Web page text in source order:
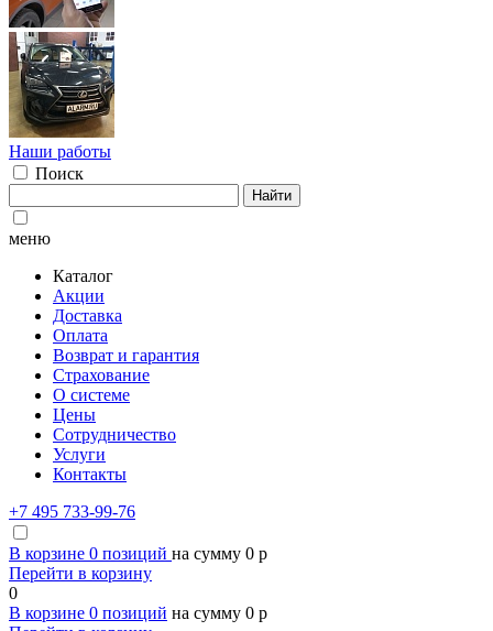
Наши работы
Поиск
Найти
меню
Каталог
Акции
Доставка
Оплата
Возврат и гарантия
Страхование
О системе
Цены
Сотрудничество
Услуги
Контакты
+7 495 733-99-76
В корзине 0 позиций на сумму 0 p
Перейти в корзину
0
В корзине 0 позиций на сумму 0 p